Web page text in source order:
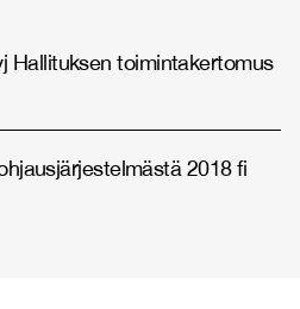
Hallituksen toimintakertomus
2018 fi